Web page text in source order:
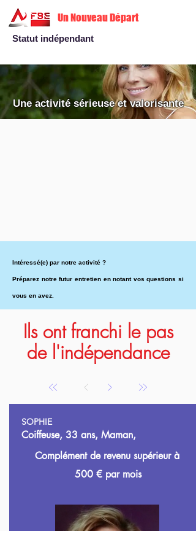
Un Nouveau Départ
Statut indépendant
Une activité sérieuse et valorisante
Intéressé(e) par notre activité ?
Préparez notre futur entretien en notant vos questions si
vous en avez.
Ils ont franchi le pas
de l'indépendance
SOPHIE
Coiffeuse, 33 ans, Maman,
Complément de revenu supérieur à
500 € par mois